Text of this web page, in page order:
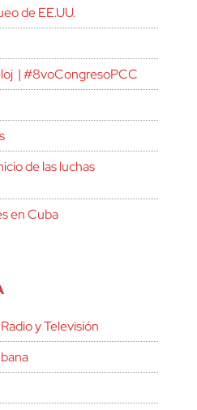
de EE.UU.
| #8voCongresoPCC
de las luchas
en Cuba
y Televisión